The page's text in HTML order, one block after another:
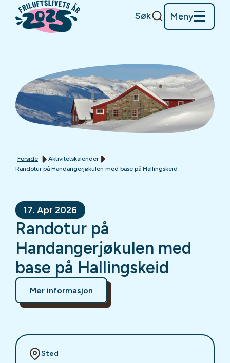
Søk Meny
Forside
Aktivitetskalender
Randotur på Handangerjøkulen med base på Hallingskeid
17. Apr 2026
Randotur på
Handangerjøkulen med
base på Hallingskeid
Mer informasjon
Sted